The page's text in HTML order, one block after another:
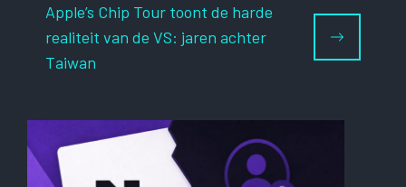
Apple’s Chip Tour toont de harde
realiteit van de VS: jaren achter
Taiwan